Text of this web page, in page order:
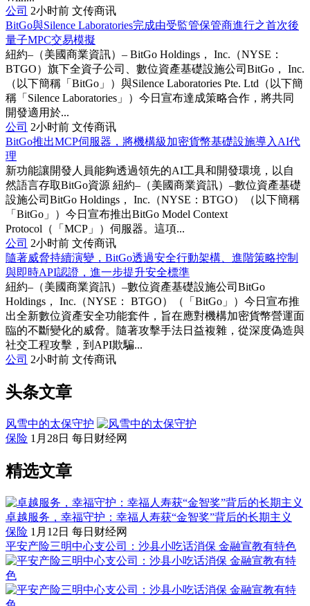
公司 2小时前 文传商讯
BitGo與Silence Laboratories完成由受監管保管商進行之首次後
量子MPC交易模擬
紐約–（美國商業資訊）– BitGo Holdings， Inc.（NYSE：
BTGO）旗下全資子公司、數位資產基礎設施公司BitGo， Inc.
（以下簡稱「BitGo」）與Silence Laboratories Pte. Ltd（以下簡
稱「Silence Laboratories」）今日宣布達成策略合作，將共同
開發適用於...
公司 2小时前 文传商讯
BitGo推出MCP伺服器，將機構級加密貨幣基礎設施導入AI代
理
新功能讓開發人員能夠透過領先的AI工具和開發環境，以自
然語言存取BitGo資源 紐約–（美國商業資訊）–數位資產基礎
設施公司BitGo Holdings， Inc.（NYSE：BTGO）（以下簡稱
「BitGo」）今日宣布推出BitGo Model Context
Protocol（「MCP」）伺服器。這項...
公司 2小时前 文传商讯
隨著威脅持續演變，BitGo透過安全行動架構、進階策略控制
與即時API認證，進一步提升安全標準
紐約–（美國商業資訊）–數位資產基礎設施公司BitGo
Holdings， Inc.（NYSE： BTGO）（「BitGo」）今日宣布推
出全新數位資產安全功能套件，旨在應對機構加密貨幣營運面
臨的不斷變化的威脅。隨著攻擊手法日益複雜，從深度偽造與
社交工程攻擊，到API欺騙...
公司 2小时前 文传商讯
头条文章
风雪中的太保守护
保险 1月28日 每日财经网
精选文章
卓越服务，幸福守护：幸福人寿获“金智奖”背后的长期主义
保险 1月12日 每日财经网
平安产险三明中心支公司：沙县小吃话消保 金融宣教有特色